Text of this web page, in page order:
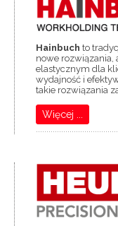
Hainbuch to
nowe rozwiązania,
elastycznym dla
wydajność i
takie rozwiązania
Więcej ...